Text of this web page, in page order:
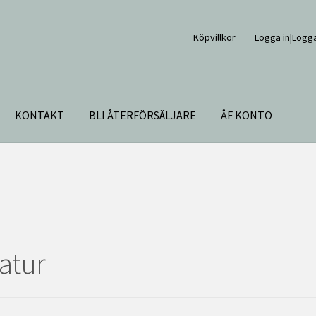
Köpvillkor Logga
KONTAKT BLI ÅTERFÖRSÄLJARE ÅF KONTO